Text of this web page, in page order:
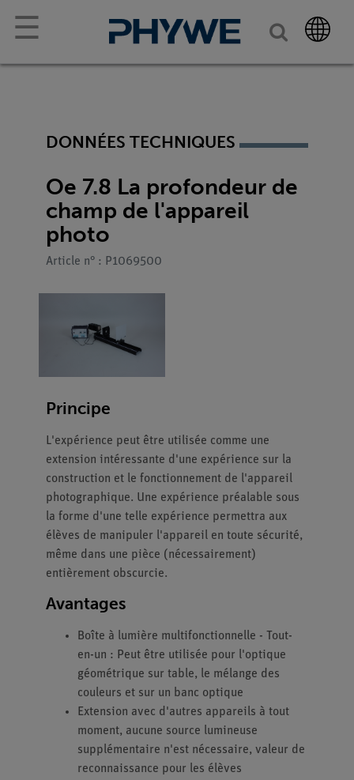
☰
DONNÉES TECHNIQUES
Oe 7.8 La profondeur de
champ de l'appareil
photo
Article n° : P1069500
Principe
L'expérience peut être utilisée comme une
extension intéressante d'une expérience sur la
construction et le fonctionnement de l'appareil
photographique. Une expérience préalable sous
la forme d'une telle expérience permettra aux
élèves de manipuler l'appareil en toute sécurité,
même dans une pièce (nécessairement)
entièrement obscurcie.
Avantages
Boîte à lumière multifonctionnelle - Tout-
en-un : Peut être utilisée pour l'optique
géométrique sur table, le mélange des
couleurs et sur un banc optique
Extension avec d'autres appareils à tout
moment, aucune source lumineuse
supplémentaire n'est nécessaire, valeur de
reconnaissance pour les élèves